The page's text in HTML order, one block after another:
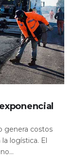
genera costos
logística. El